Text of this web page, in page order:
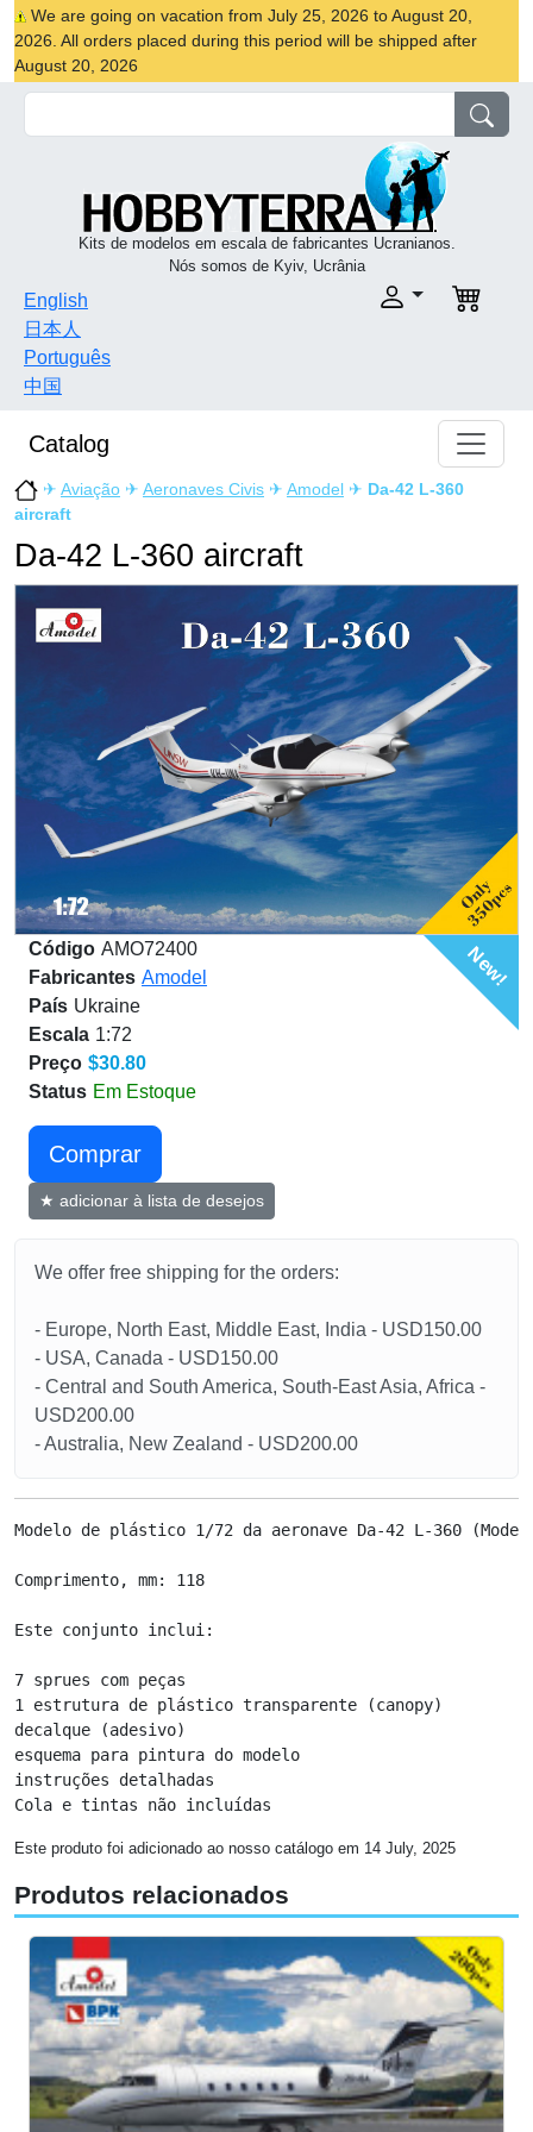
We are going on vacation from July 25, 2026 to August 20,
2026. All orders placed during this period will be shipped after
August 20, 2026
Kits de modelos em escala de fabricantes Ucranianos.
Nós somos de Kyiv, Ucrânia
English
日本人
Português
中国
Catalog
✈ Aviação ✈ Aeronaves Civis ✈ Amodel ✈ Da-42 L-360
aircraft
Da-42 L-360 aircraft
New!
Código AMO72400
Fabricantes Amodel
País Ukraine
Escala 1:72
Preço $30.80
Status Em Estoque
Сomprar
★ adicionar à lista de desejos
We offer free shipping for the orders:
- Europe, North East, Middle East, India - USD150.00
- USA, Canada - USD150.00
- Central and South America, South-East Asia, Africa -
USD200.00
- Australia, New Zealand - USD200.00
Modelo de plástico 1/72 da aeronave Da-42 L-360
Comprimento, mm: 118
Este conjunto inclui:
7 sprues com peças
1 estrutura de plástico transparente (canopy)
decalque (adesivo)
esquema para pintura do modelo
instruções detalhadas
Cola e tintas não incluídas
Este produto foi adicionado ao nosso catálogo em 14 July, 2025
Produtos relacionados